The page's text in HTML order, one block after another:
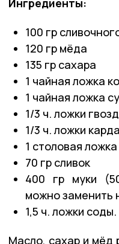
Ингредиенты:
100 гр
120 гр мёда
135 гр сахара
1 чайная ложка
1 чайная ложка
1/3 ч. ложки
1/3 ч. ложки
1 столовая
70 гр сливок
400 гр муки
можно заменить
1,5 ч. ложки соды.
Масло, сахар и мёд